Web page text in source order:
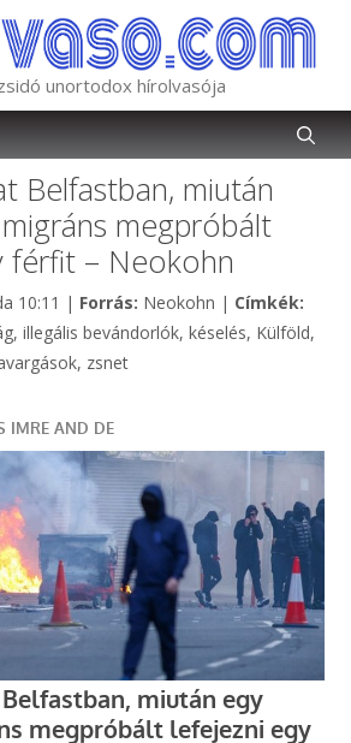
unortodox hírolvasója
Belfastban, miután
megpróbált
férfit – Neokohn
10:11 | Forrás: Kategória
Neokohn | Címkék:
, illegális bevándorlók, késelés, Külföld,
, zsnet